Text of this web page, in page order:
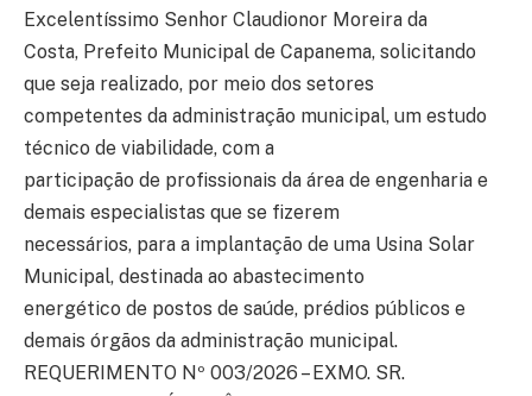
Excelentíssimo Senhor Claudionor Moreira da
Costa, Prefeito Municipal de Capanema, solicitando
que seja realizado, por meio dos setores
competentes da administração municipal, um estudo
técnico de viabilidade, com a
participação de profissionais da área de engenharia e
demais especialistas que se fizerem
necessários, para a implantação de uma Usina Solar
Municipal, destinada ao abastecimento
energético de postos de saúde, prédios públicos e
demais órgãos da administração municipal.
REQUERIMENTO Nº 003/2026 – EXMO. SR.